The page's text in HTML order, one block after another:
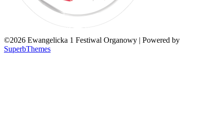
©2026 Ewangelicka 1 Festiwal Organowy | Powered by
SuperbThemes